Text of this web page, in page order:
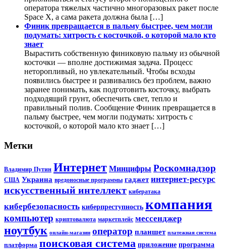
оператора тяжелых частично многоразовых ракет после
Space X, а сама ракета должна была […]
Финик превращается в пальму быстрее, чем могли
подумать: хитрость с косточкой, о которой мало кто
знает
Вырастить собственную финиковую пальму из обычной
косточки — вполне достижимая задача. Процесс
неторопливый, но увлекательный. Чтобы всходы
появились быстрее и развивались без проблем, важно
заранее понимать, как подготовить косточку, выбрать
подходящий грунт, обеспечить свет, тепло и
правильный полив. Сообщение Финик превращается в
пальму быстрее, чем могли подумать: хитрость с
косточкой, о которой мало кто знает […]
Метки
Владимир Путин Интернет Минцифры Роскомнадзор
США Украина вредоносные программы гаджет интернет-ресурс
искусственный интеллект кибератака
кибербезопасность киберпреступность компания
компьютер криптовалюта маркетплейс мессенджер
ноутбук онлайн-магазин оператор планшет платежная система
платформа поисковая система приложение программа